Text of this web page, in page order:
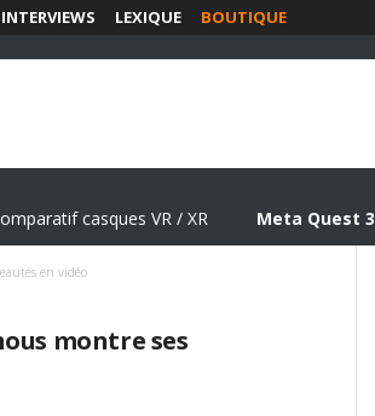
INTERVIEWS LEXIQUE BOUTIQUE
casques VR / XR Meta Quest 3
en vidéo
montre ses